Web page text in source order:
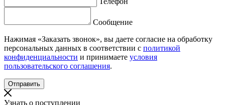
Сообщение
Нажимая «Заказать звонок», вы даете согласие на обработку
персональных данных в соответствии с политикой
конфиденциальности и принимаете условия
пользовательского соглашения.
Узнать о поступлении